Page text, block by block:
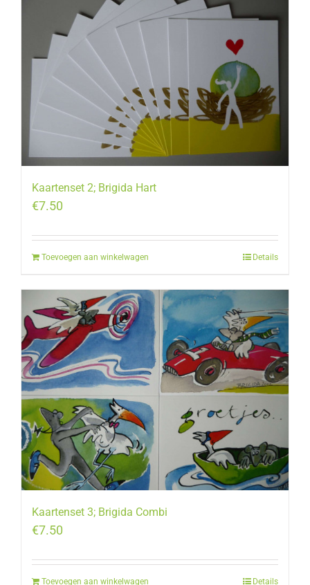
Kaartenset 2; Brigida Hart
€7.50
Toevoegen aan winkelwagen Details
Kaartenset 3; Brigida Combi
€7.50
Toevoegen aan winkelwagen Details